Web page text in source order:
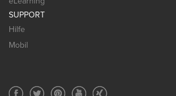
SUPPORT
Hilfe
Mobil